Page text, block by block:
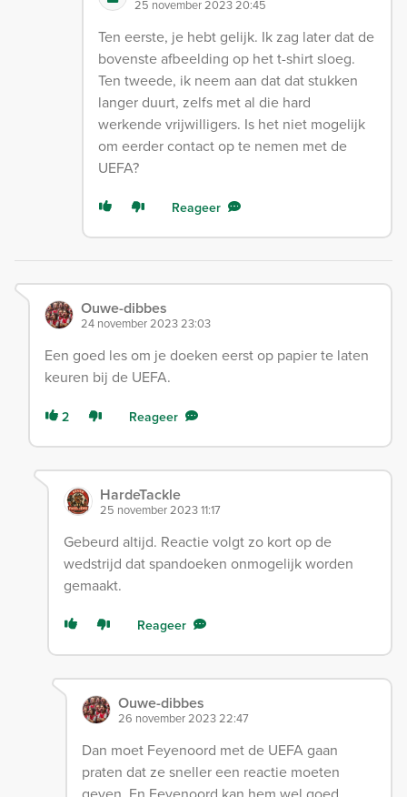
25 november 2023 20:45
Ten eerste, je hebt gelijk. Ik zag later dat de
bovenste afbeelding op het t-shirt sloeg.
Ten tweede, ik neem aan dat dat stukken
langer duurt, zelfs met al die hard
werkende vrijwilligers. Is het niet mogelijk
om eerder contact op te nemen met de
UEFA?
Reageer
Ouwe-dibbes
24 november 2023 23:03
Een goed les om je doeken eerst op papier te laten
keuren bij de UEFA.
2 Reageer
HardeTackle
25 november 2023 11:17
Gebeurd altijd. Reactie volgt zo kort op de
wedstrijd dat spandoeken onmogelijk worden
gemaakt.
Reageer
Ouwe-dibbes
26 november 2023 22:47
Dan moet Feyenoord met de UEFA gaan
praten dat ze sneller een reactie moeten